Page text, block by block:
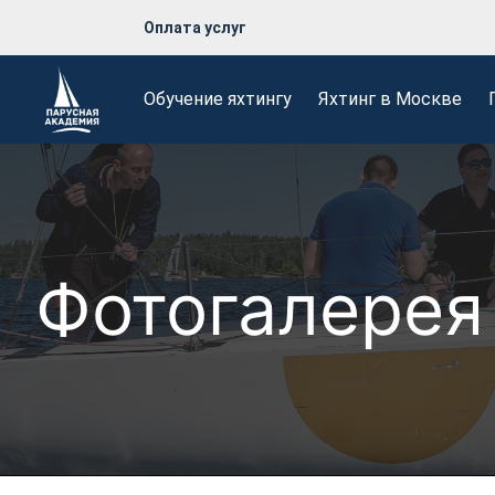
Оплата услуг
Обучение яхтингу Яхтинг в Москве
Фотогалерея